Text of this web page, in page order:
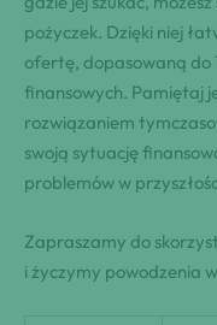
pożyczek. Dzięki niej
ofertę, dopasowaną do
finansowych. Pamiętaj
rozwiązaniem
swoją sytuację
problemów w
Zapraszamy do
i życzymy powodzenia